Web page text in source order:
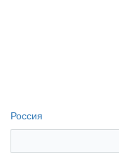
Россия